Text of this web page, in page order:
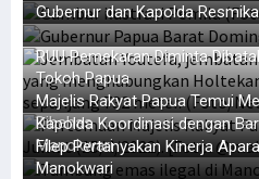
Gubernur dan Kapolda
RUU Pemekaran Diminta
Tokoh Papua
Majelis Rakyat Papua Temui
Dibahas
Kapolda Koordinasi dengan
Manokwari
Filep Pertanyakan Kinerja
Manokwari